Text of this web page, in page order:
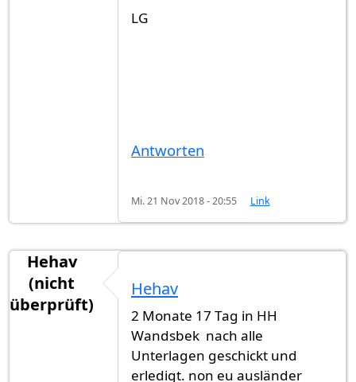
LG
Antworten
Mi. 21 Nov 2018 - 20:55 Link
Hehav
(nicht
überprüft)
Hehav
2 Monate 17 Tag in HH
Wandsbek nach alle
Unterlagen geschickt und
erledigt. non eu ausländer